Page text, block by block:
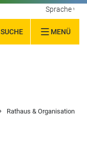
SUCHE MENÜ
Sprache
Rathaus & Organisation